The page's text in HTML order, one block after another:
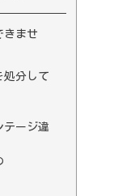
きませ
処分して
テージ違